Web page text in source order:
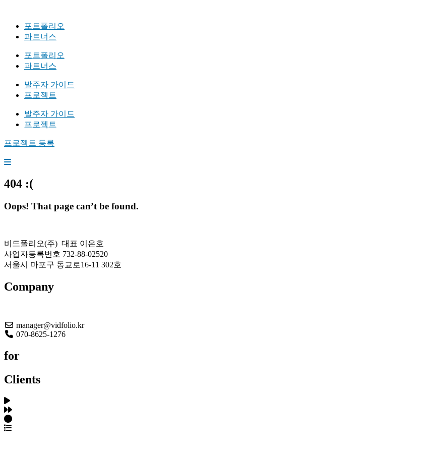
포트폴리오
파트너스
포트폴리오
파트너스
발주자 가이드
프로젝트
발주자 가이드
프로젝트
프로젝트 등록
404 :(
Oops! That page can’t be found.
비드폴리오(주) 대표 이은호
사업자등록번호 732-88-02520
서울시 마포구 동교로16-11 302호
Company
manager@vidfolio.kr
070-8625-1276
for
Clients